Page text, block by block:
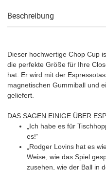
Beschreibung
Dieser hochwertige Chop Cup
die perfekte Größe für Ihre
hat. Er wird mit der
magnetischen Gummiball und
geliefert.
DAS SAGEN EINIGE ÜBER
„Ich habe es für
es!“
„Rodger Lovins hat es
Weise, wie das Spiel
zusehen, wie der Ball in